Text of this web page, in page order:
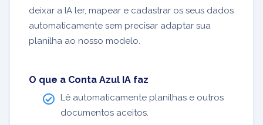
deixar a IA ler, mapear e cadastrar os seus dados
automaticamente sem precisar adaptar sua
planilha ao nosso modelo.
O que a Conta Azul IA faz
Lê automaticamente planilhas e outros
documentos aceitos.